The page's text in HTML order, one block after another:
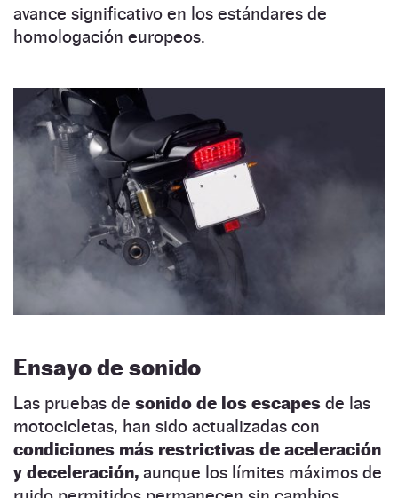
avance significativo en los estándares de
homologación europeos.
Ensayo de sonido
Las pruebas de sonido de los escapes de las
motocicletas, han sido actualizadas con
condiciones más restrictivas de aceleración
y deceleración, aunque los límites máximos de